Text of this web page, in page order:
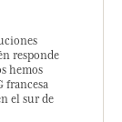
responde
hemos
francesa
el sur de